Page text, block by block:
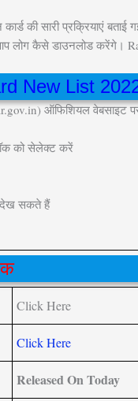
की सारी प्रक्रियाएं बताई
आप लोग कैसे डाउनलोड
New List
ऑफिशियल वेबसाइट
को सेलेक्ट करें
देख सकते हैं
Click Here
Click Here
Released On Today